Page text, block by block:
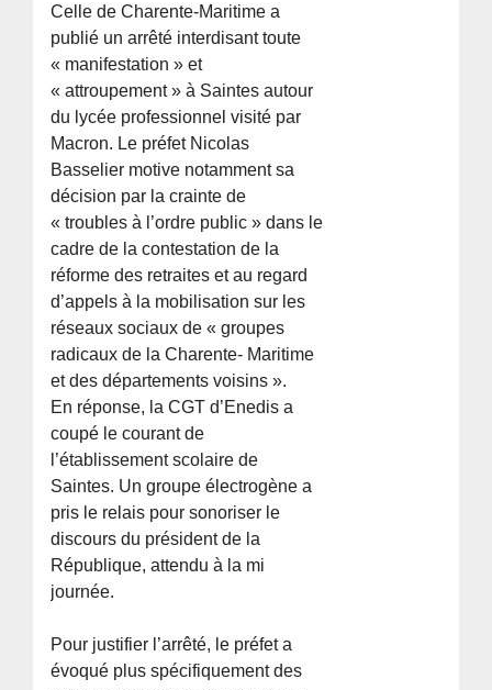
Celle de Charente-Maritime a
publié un arrêté interdisant toute
« manifestation » et
« attroupement » à Saintes autour
du lycée professionnel visité par
Macron. Le préfet Nicolas
Basselier motive notamment sa
décision par la crainte de
« troubles à l’ordre public » dans le
cadre de la contestation de la
réforme des retraites et au regard
d’appels à la mobilisation sur les
réseaux sociaux de « groupes
radicaux de la Charente- Maritime
et des départements voisins ».
En réponse, la CGT d’Enedis a
coupé le courant de
l’établissement scolaire de
Saintes. Un groupe électrogène a
pris le relais pour sonoriser le
discours du président de la
République, attendu à la mi
journée.
Pour justifier l’arrêté, le préfet a
évoqué plus spécifiquement des